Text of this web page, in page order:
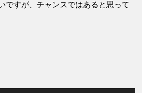
ですが、チャンスではあると思って